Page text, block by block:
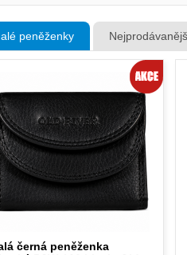
peněženky
černá peněženka